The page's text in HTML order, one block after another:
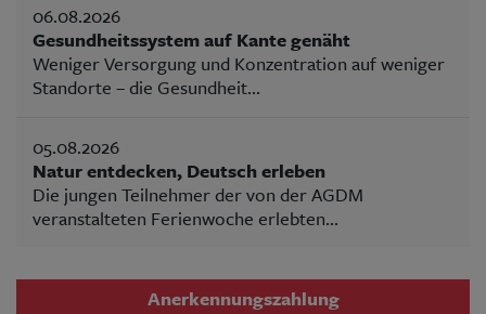
06.08.2026
Gesundheitssystem auf Kante genäht
Weniger Versorgung und Konzentration auf weniger
Standorte – die Gesundheit...
05.08.2026
Natur entdecken, Deutsch erleben
Die jungen Teilnehmer der von der AGDM
veranstalteten Ferienwoche erlebten...
Anerkennungszahlung